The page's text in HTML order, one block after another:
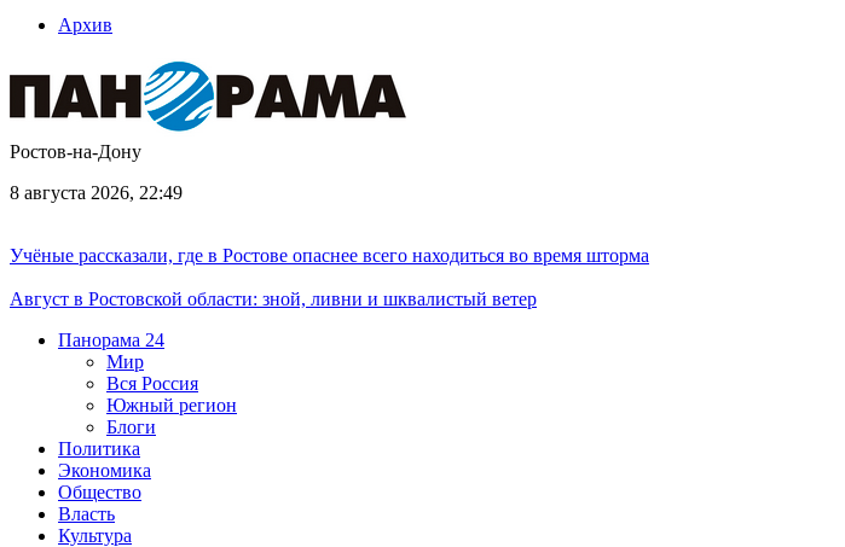
Архив
Ростов-на-Дону
8 августа 2026, 22:49
Учёные рассказали, где в Ростове опаснее всего находиться во время шторма
Август в Ростовской области: зной, ливни и шквалистый ветер
Панорама 24
Мир
Вся Россия
Южный регион
Блоги
Политика
Экономика
Общество
Власть
Культура